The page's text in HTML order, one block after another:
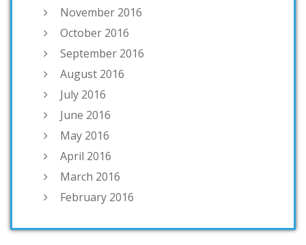
November 2016
October 2016
September 2016
August 2016
July 2016
June 2016
May 2016
April 2016
March 2016
February 2016